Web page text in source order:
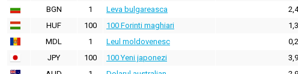
BGN
1 Leva bulgareasca
HUF
100 100 Forinti maghiari
MDL
1 Leul moldovenesc
JPY
100 100 Yeni japonezi